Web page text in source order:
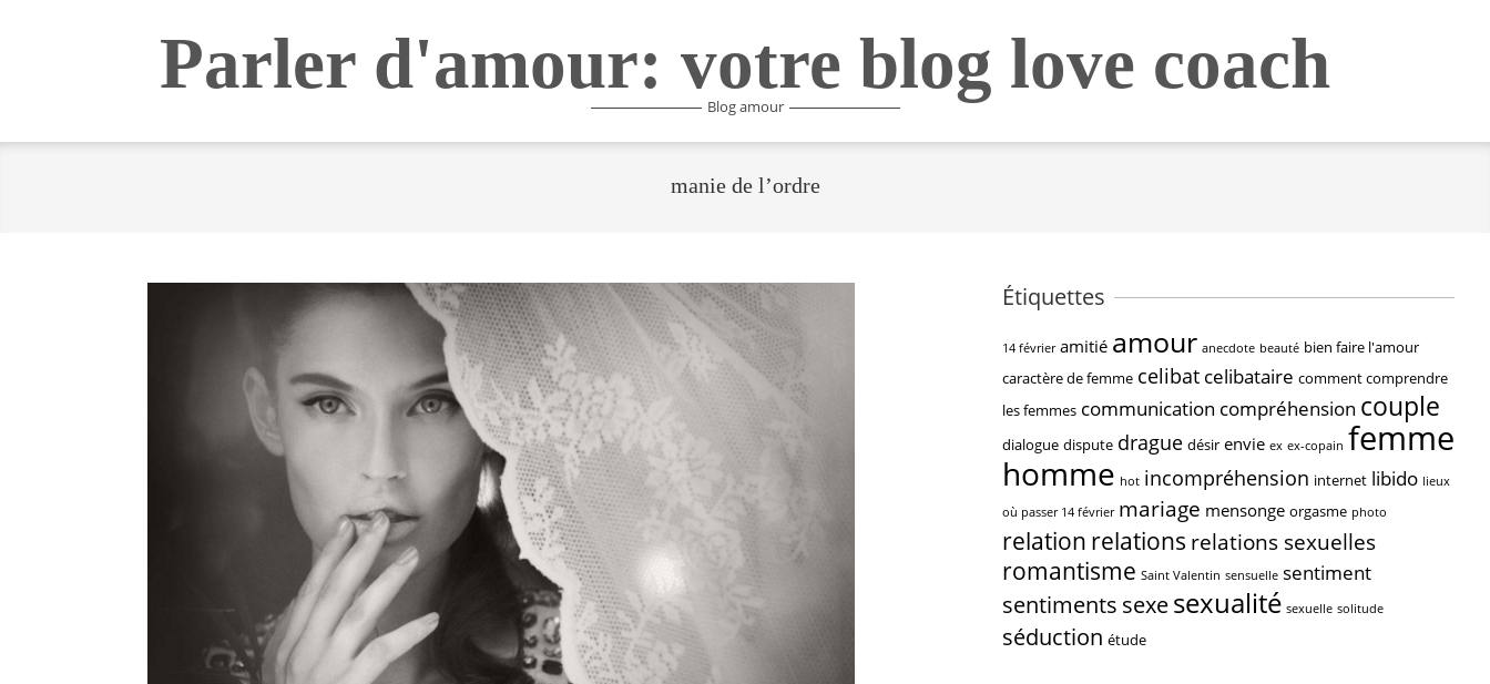
Parler d'amour: votre blog love coach
Blog amour
manie de l’ordre
Étiquettes
14 février amitié amour anecdote beauté bien faire l'amour
caractère de femme celibat celibataire comment comprendre
les femmes communication compréhension couple
dialogue dispute drague désir envie ex ex-copain femme
homme hot incompréhension internet libido lieux
où passer 14 février mariage mensonge orgasme photo
relation relations relations sexuelles
romantisme Saint Valentin sensuelle sentiment
sentiments sexesexualité sexuelle solitude
séduction étude